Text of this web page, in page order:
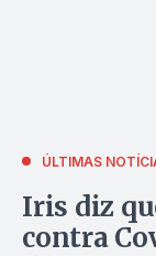
ÚLTIMAS
Iris diz
contra